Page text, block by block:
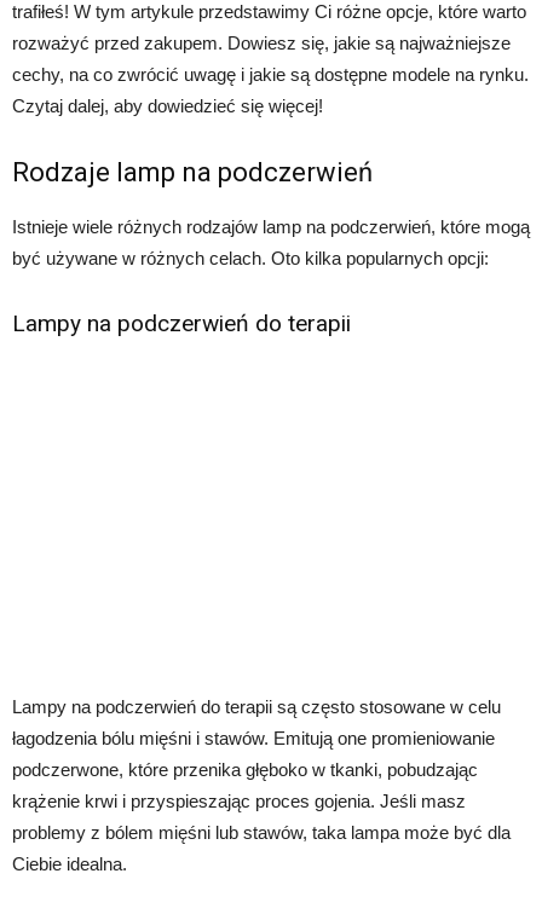
trafiłeś! W tym artykule przedstawimy Ci różne opcje, które warto
rozważyć przed zakupem. Dowiesz się, jakie są najważniejsze
cechy, na co zwrócić uwagę i jakie są dostępne modele na rynku.
Czytaj dalej, aby dowiedzieć się więcej!
Rodzaje lamp na podczerwień
Istnieje wiele różnych rodzajów lamp na podczerwień, które mogą
być używane w różnych celach. Oto kilka popularnych opcji:
Lampy na podczerwień do terapii
Lampy na podczerwień do terapii są często stosowane w celu
łagodzenia bólu mięśni i stawów. Emitują one promieniowanie
podczerwone, które przenika głęboko w tkanki, pobudzając
krążenie krwi i przyspieszając proces gojenia. Jeśli masz
problemy z bólem mięśni lub stawów, taka lampa może być dla
Ciebie idealna.